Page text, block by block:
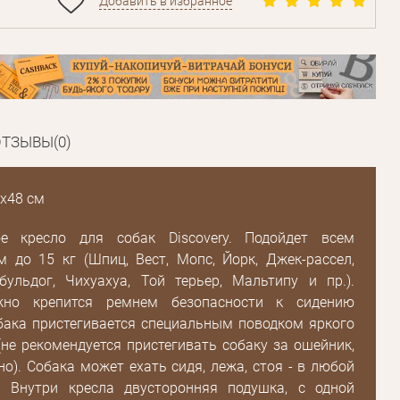
см
кресло для собак Discovery. Подойдет всем
до 15 кг (Шпиц, Вест, Мопс, Йорк, Джек-рассел,
Чихуахуа, Той терьер, Мальтипу и пр.).
крепится ремнем безопасности к сидению
пристегивается специальным поводком яркого
рекомендуется пристегивать собаку за ошейник,
Собака может ехать сидя, лежа, стоя - в любой
Внутри кресла двусторонняя подушка, с одной